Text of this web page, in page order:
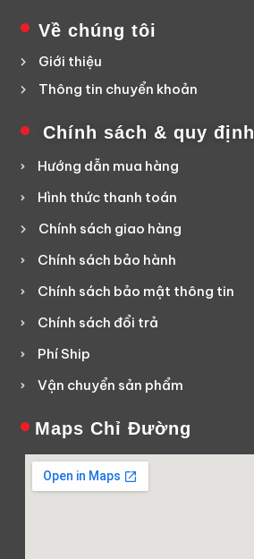
Về chúng tôi
Giới thiệu
Thông tin chuyển khoản
Chính sách & quy định
Hướng dẫn mua hàng
Hình thức thanh toán
Chính sách giao hàng
Chính sách bảo hành
Chính sách bảo mật thông tin
Chính sách đổi trả
Phí Ship
Vận chuyển sản phẩm
Maps Chỉ Đường